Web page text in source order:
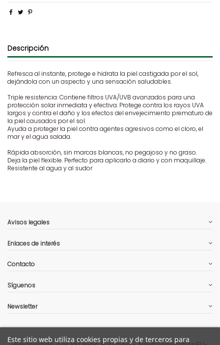
Descripción
Refresca al instante, protege e hidrata la piel castigada por el sol,
dejándola con un aspecto y una sensación saludables.
Triple resistencia: Contiene filtros UVA/UVB avanzados para una
protección solar inmediata y efectiva. Protege contra los rayos UVA
largos y contra el daño y los efectos del envejecimiento prematuro de
la piel causados por el sol.
Ayuda a proteger la piel contra agentes agresivos como el cloro, el
mar y el agua salada.
Rápida absorción, sin marcas blancas, no pegajoso y no graso.
Deja la piel flexible. Perfecto para aplicarlo a diario y con maquillaje.
Resistente al agua y al sudor
Avisos legales
Enlaces de interés
Contacto
Este sitio web utiliza cookies propias y de terceros para
Síguenos
Newsletter